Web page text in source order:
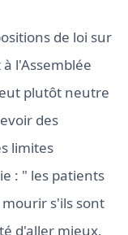
de loi sur
l'Assemblée
plutôt neutre
des
limites
: " les patients
s'ils sont
d'aller mieux,